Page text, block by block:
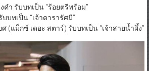
คำ รับบทเป็น “ร้อยตรีพร้อม”
บทเป็น “เจ้าดารารัศมี”
(แม็กซ์ เดอะ สตาร์) รับบทเป็น “เจ้าสายน้ำผึ้ง”